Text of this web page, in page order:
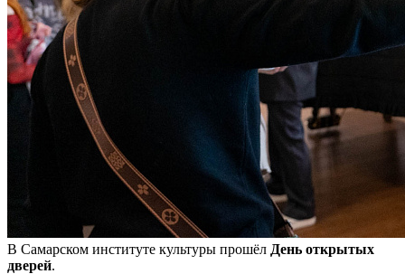
В Самарском институте культуры прошёл День открытых
дверей.